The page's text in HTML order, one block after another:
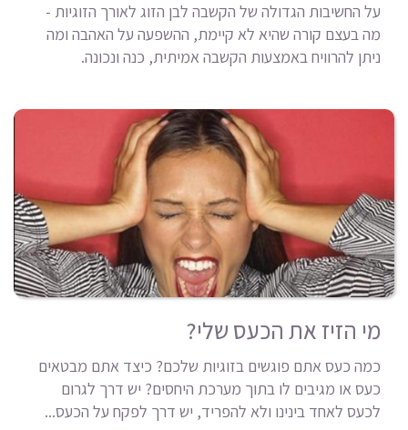
על החשיבות הגדולה של הקשבה לבן הזוג לאורך הזוגיות -
מה בעצם קורה שהיא לא קיימת, ההשפעה על האהבה ומה
ניתן להרוויח באמצעות הקשבה אמיתית, כנה ונכונה.
מי הזיז את הכעס שלי?
כמה כעס אתם פוגשים בזוגיות שלכם? כיצד אתם מבטאים
כעס או מגיבים לו בתוך מערכת היחסים? יש דרך לגרום
לכעס לאחד בינינו ולא להפריד, יש דרך לפקח על הכעס...